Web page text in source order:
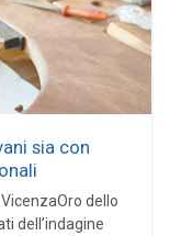
sia con
VicenzaOro dello
dell’indagine